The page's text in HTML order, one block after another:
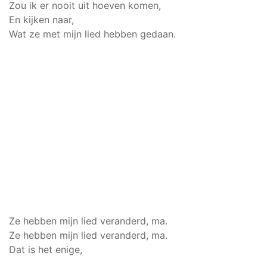
Zou ik er nooit uit hoeven komen,
En kijken naar,
Wat ze met mijn lied hebben gedaan.
Ze hebben mijn lied veranderd, ma.
Ze hebben mijn lied veranderd, ma.
Dat is het enige,